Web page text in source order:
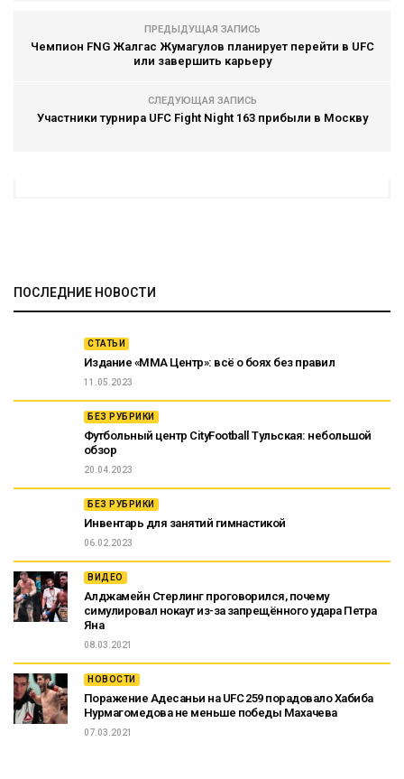
ПРЕДЫДУЩАЯ ЗАПИСЬ
Чемпион FNG Жалгас Жумагулов планирует перейти в UFC
или завершить карьеру
СЛЕДУЮЩАЯ ЗАПИСЬ
Участники турнира UFC Fight Night 163 прибыли в Москву
ПОСЛЕДНИЕ НОВОСТИ
СТАТЬИ
Издание «ММА Центр»: всё о боях без правил
11.05.2023
БЕЗ РУБРИКИ
Футбольный центр CityFootball Тульская: небольшой
обзор
20.04.2023
БЕЗ РУБРИКИ
Инвентарь для занятий гимнастикой
06.02.2023
ВИДЕО
Алджамейн Стерлинг проговорился, почему
симулировал нокаут из-за запрещённого удара Петра
Яна
08.03.2021
НОВОСТИ
Поражение Адесаньи на UFC 259 порадовало Хабиба
Нурмагомедова не меньше победы Махачева
07.03.2021